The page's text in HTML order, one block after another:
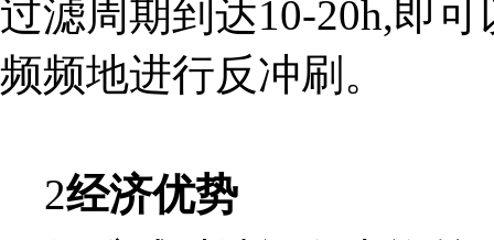
过滤周期到达10-20h,即
频频地进行反冲刷。
2经济优势